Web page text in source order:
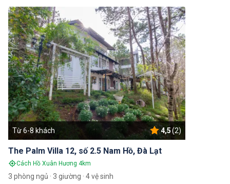
The Palm Villa 12, số 2.5 Nam Hồ, Đà Lạt
Cách Hồ Xuân Hương 4km
Từ 6-8 khách 4,5(2)
3 phòng ngủ · 3 giường · 4 vệ sinh